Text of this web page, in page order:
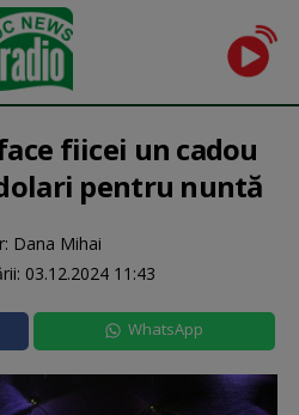
fiicei un cadou
pentru nuntă
Dana Mihai
03.12.2024 11:43
WhatsApp